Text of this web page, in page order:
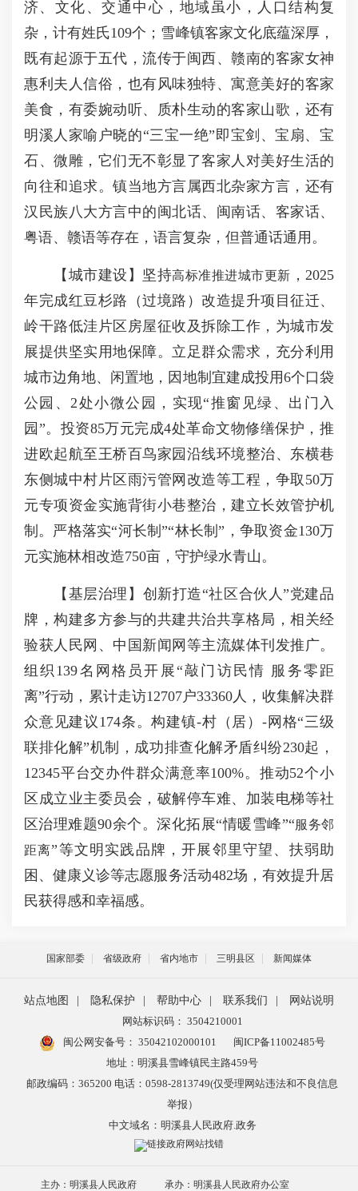
济、文化、交通中心，地域虽小，人口结构复
杂，计有姓氏109个；雪峰镇客家文化底蕴深厚，
既有起源于五代，流传于闽西、赣南的客家女神
惠利夫人信俗，也有风味独特、寓意美好的客家
美食，有委婉动听、质朴生动的客家山歌，还有
明溪人家喻户晓的“三宝一绝”即宝剑、宝扇、宝
石、微雕，它们无不彰显了客家人对美好生活的
向往和追求。镇当地方言属西北杂家方言，还有
汉民族八大方言中的闽北话、闽南话、客家话、
粤语、赣语等存在，语言复杂，但普通话通用。
【城市建设】坚持高标准推进城市更新 ，2025
年完成红豆杉路（过境路）改造提升项目征迁、
岭干路低洼片区房屋征收及拆除工作，为城市发
展提供坚实用地保障。立足群众需求，充分利用
城市边角地、闲置地，因地制宜建成投用6个口袋
公园、2处小微公园，实现“推窗见绿、出门入
园”。投资85万元完成4处革命文物修缮保护，推
进欧起航至王桥百鸟家园沿线环境整治、东横巷
东侧城中村片区雨污管网改造等工程，争取50万
元专项资金实施背街小巷整治，建立长效管护机
制。严格落实“河长制”“林长制”，争取资金130万
元实施林相改造750亩，守护绿水青山。
【基层治理】创新打造“社区合伙人”党建品
牌，构建多方参与的共建共治共享格局，相关经
验获人民网、中国新闻网等主流媒体刊发推广。
组织139名网格员开展“敲门访民情 服务零距
离”行动，累计走访12707户33360人，收集解决群
众意见建议174条。构建镇-村（居）-网格“三级
联排化解”机制，成功排查化解矛盾纠纷230起，
12345平台交办件群众满意率100%。推动52个小
区成立业主委员会，破解停车难、加装电梯等社
区治理难题90余个。深化拓展“情暖雪峰”“服务邻
距离”等文明实践品牌，开展邻里守望、扶弱助
困、健康义诊等志愿服务活动482场，有效提升居
民获得感和幸福感。
国家部委 省级政府 省内地市 三明县区 新闻媒体
站点地图 隐私保护 帮助中心 联系我们
网站说明
网站标识码： 3504210001
闽公网安备号： 35042102000101
闽ICP备11002485号
地址：明溪县雪峰镇民主路459号
邮政编码：365200 电话：0598-2813749(仅受理网站违法和不良信息
举报）
中文域名：明溪县人民政府.政务
主办：明溪县人民政府 承办：明溪县人民政府办公室